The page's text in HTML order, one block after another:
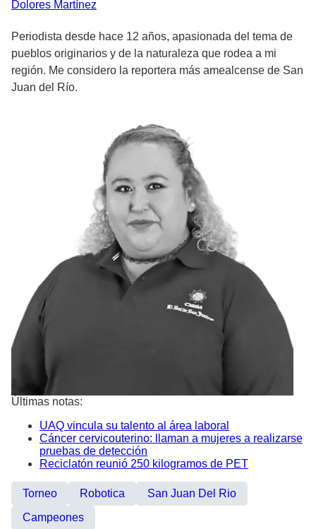
Dolores Martínez
Periodista desde hace 12 años, apasionada del tema de
pueblos originarios y de la naturaleza que rodea a mi
región. Me considero la reportera más amealcense de San
Juan del Río.
Últimas notas:
UAQ vincula su talento al área laboral
Cáncer cervicouterino: llaman a mujeres a realizarse
pruebas de detección
Reciclatón reunió 250 kilogramos de PET
Torneo Robotica
San Juan Del Rio
Campeones